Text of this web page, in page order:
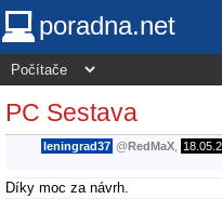
poradna.net
PC Sestava
leningrad37 @RedMaX
Díky moc za návrh.